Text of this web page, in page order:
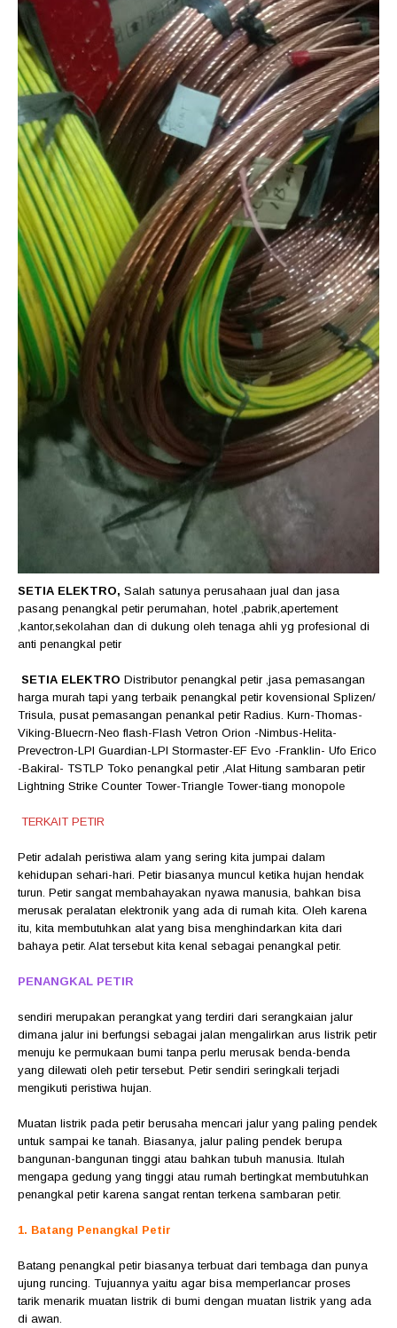
SETIA ELEKTRO, Salah satunya perusahaan jual dan jasa
pasang penangkal petir perumahan, hotel ,pabrik,apertement
,kantor,sekolahan dan di dukung oleh tenaga ahli yg profesional di
anti penangkal petir
SETIA ELEKTRO Distributor penangkal petir ,jasa pemasangan
harga murah tapi yang terbaik penangkal petir kovensional Splizen/
Trisula, pusat pemasangan penankal petir Radius. Kurn-Thomas-
Viking-Bluecrn-Neo flash-Flash Vetron Orion -Nimbus-Helita-
Prevectron-LPI Guardian-LPI Stormaster-EF Evo -Franklin- Ufo Erico
-Bakiral- TSTLP Toko penangkal petir ,Alat Hitung sambaran petir
Lightning Strike Counter Tower-Triangle Tower-tiang monopole
TERKAIT PETIR
Petir adalah peristiwa alam yang sering kita jumpai dalam
kehidupan sehari-hari. Petir biasanya muncul ketika hujan hendak
turun. Petir sangat membahayakan nyawa manusia, bahkan bisa
merusak peralatan elektronik yang ada di rumah kita. Oleh karena
itu, kita membutuhkan alat yang bisa menghindarkan kita dari
bahaya petir. Alat tersebut kita kenal sebagai penangkal petir.
PENANGKAL PETIR
sendiri merupakan perangkat yang terdiri dari serangkaian jalur
dimana jalur ini berfungsi sebagai jalan mengalirkan arus listrik petir
menuju ke permukaan bumi tanpa perlu merusak benda-benda
yang dilewati oleh petir tersebut. Petir sendiri seringkali terjadi
mengikuti peristiwa hujan.
Muatan listrik pada petir berusaha mencari jalur yang paling pendek
untuk sampai ke tanah. Biasanya, jalur paling pendek berupa
bangunan-bangunan tinggi atau bahkan tubuh manusia. Itulah
mengapa gedung yang tinggi atau rumah bertingkat membutuhkan
penangkal petir karena sangat rentan terkena sambaran petir.
1. Batang Penangkal Petir
Batang penangkal petir biasanya terbuat dari tembaga dan punya
ujung runcing. Tujuannya yaitu agar bisa memperlancar proses
tarik menarik muatan listrik di bumi dengan muatan listrik yang ada
di awan.